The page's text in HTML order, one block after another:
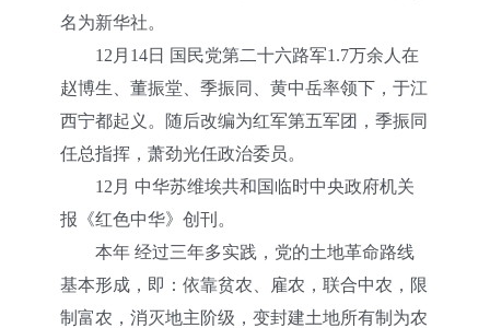
名为新华社。
12月14日 国民党第二十六路军1.7万余人在
赵博生、董振堂、季振同、黄中岳率领下，于江
西宁都起义。随后改编为红军第五军团，季振同
任总指挥，萧劲光任政治委员。
12月 中华苏维埃共和国临时中央政府机关
报《红色中华》创刊。
本年 经过三年多实践，党的土地革命路线
基本形成，即：依靠贫农、雇农，联合中农，限
制富农，消灭地主阶级，变封建土地所有制为农